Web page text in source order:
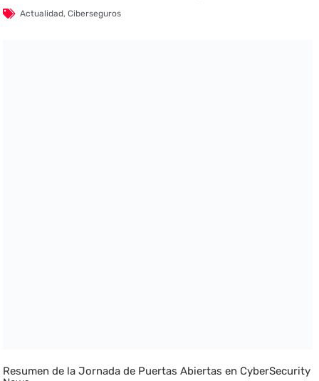
Actualidad,Ciberseguros
Resumen de la Jornada de Puertas Abiertas en CyberSecurity